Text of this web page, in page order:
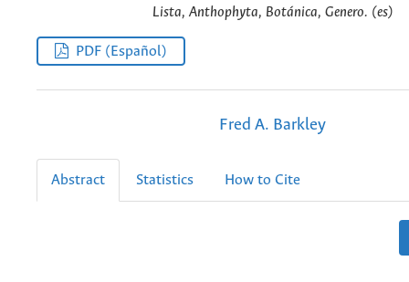
Lista, Anthophyta, Botánica, Genero. (es)
PDF (Español)
Fred A. Barkley
Abstract Statistics How to Cite